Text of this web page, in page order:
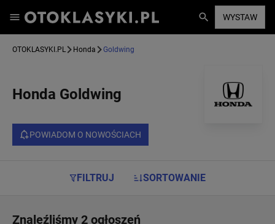
WYSTAW
OTOKLASYKI.PL Honda Goldwing
Honda Goldwing
POWIADOM O NOWOŚCIACH
FILTRUJ SORTOWANIE
Znaleźliśmy 2 ogłoszeń